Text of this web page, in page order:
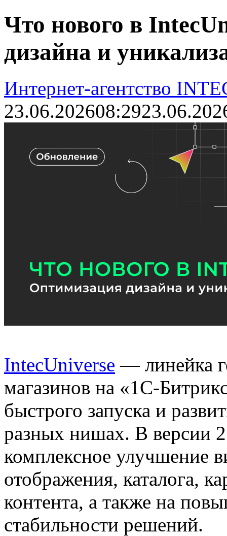
Что нового в
дизайна и
Интернет-агентство
23.06.202608:29
IntecUniverse — линейка
магазинов на «1С-
быстрого запуска и
разных нишах. В версии
комплексное улучшение
отображения, каталога,
контента, а также на
стабильности решений.